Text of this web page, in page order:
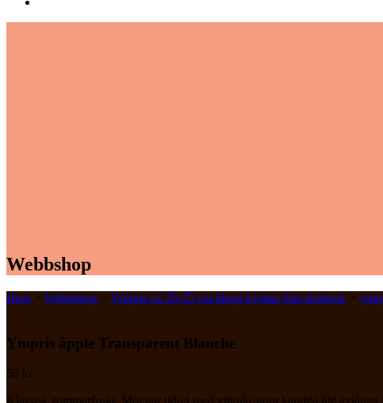
Webbshop
Hem > Webbshop > Ympris ca 20-25 cm långa kvistar från årsskott. >
Ympris äpple Transparent Blanche
50 kr